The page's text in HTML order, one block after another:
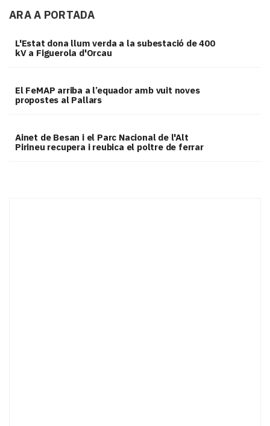
ARA A PORTADA
L'Estat dona llum verda a la subestació de 400
kV a Figuerola d'Orcau
El FeMAP arriba a l’equador amb vuit noves
propostes al Pallars
Ainet de Besan i el Parc Nacional de l'Alt
Pirineu recupera i reubica el poltre de ferrar